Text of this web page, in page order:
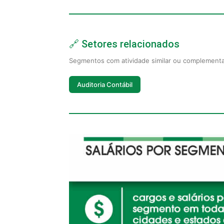
🔗 Setores relacionados
Segmentos com atividade similar ou
Auditoria Contábil